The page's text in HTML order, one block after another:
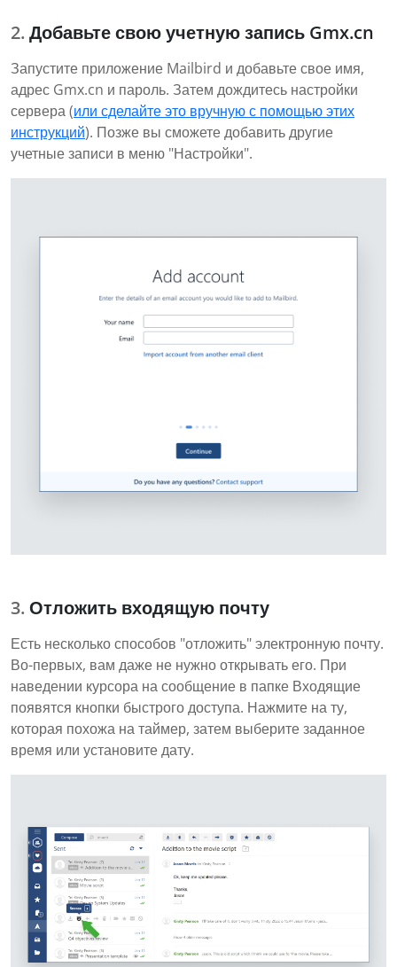
Добавьте свою учетную запись Gmx.cn
Запустите приложение Mailbird и добавьте свое имя,
адрес Gmx.cn и пароль. Затем дождитесь настройки
сервера (или сделайте это вручную с помощью этих
инструкций). Позже вы сможете добавить другие
учетные записи в меню "Настройки".
Отложить входящую почту
Есть несколько способов "отложить" электронную почту.
Во-первых, вам даже не нужно открывать его. При
наведении курсора на сообщение в папке Входящие
появятся кнопки быстрого доступа. Нажмите на ту,
которая похожа на таймер, затем выберите заданное
время или установите дату.